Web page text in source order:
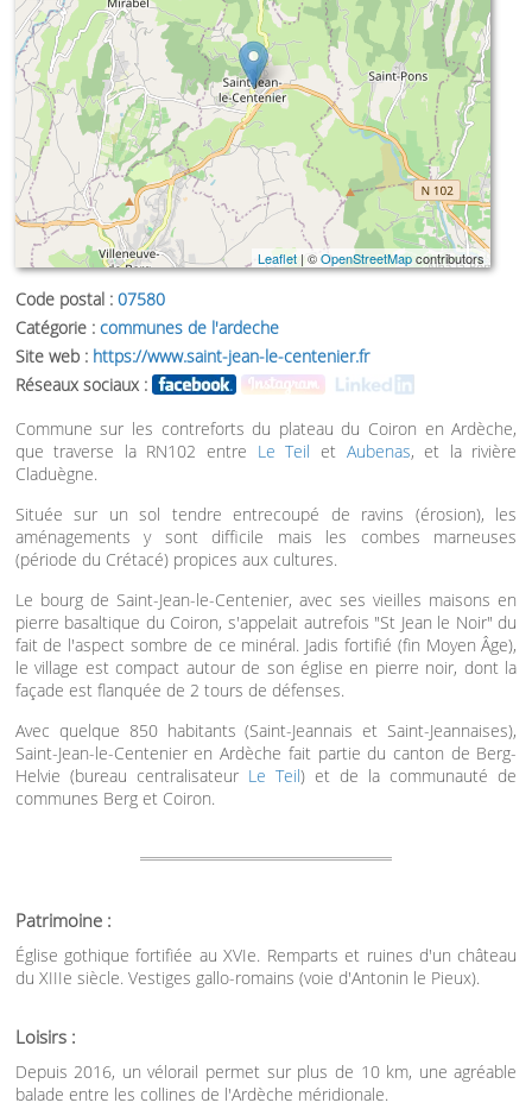
Leaflet| ©OpenStreetMapcontributors
Code postal : 07580
Catégorie : communes de l'ardeche
Site web : https://www.saint-jean-le-centenier.fr
Réseaux sociaux :
Commune sur les contreforts du plateau du Coiron en Ardèche,
que traverse la RN102 entre Le Teil et Aubenas, et la rivière
Claduègne.
Située sur un sol tendre entrecoupé de ravins (érosion), les
aménagements y sont difficile mais les combes marneuses
(période du Crétacé) propices aux cultures.
Le bourg de Saint-Jean-le-Centenier, avec ses vieilles maisons en
pierre basaltique du Coiron, s'appelait autrefois "St Jean le Noir" du
fait de l'aspect sombre de ce minéral. Jadis fortifié (fin Moyen Âge),
le village est compact autour de son église en pierre noir, dont la
façade est flanquée de 2 tours de défenses.
Avec quelque 850 habitants (Saint-Jeannais et Saint-Jeannaises),
Saint-Jean-le-Centenier en Ardèche fait partie du canton de Berg-
Helvie (bureau centralisateur Le Teil) et de la communauté de
communes Berg et Coiron.
Patrimoine :
Église gothique fortifiée au XVIe. Remparts et ruines d'un château
du XIIIe siècle. Vestiges gallo-romains (voie d'Antonin le Pieux).
Loisirs :
Depuis 2016, un vélorail permet sur plus de 10 km, une agréable
balade entre les collines de l'Ardèche méridionale.